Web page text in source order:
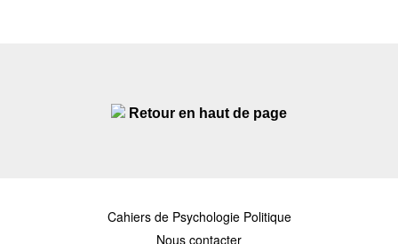
Retour en haut de page
Cahiers de Psychologie Politique
Nous contacter